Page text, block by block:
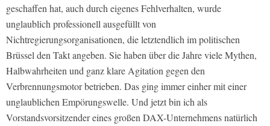
geschaffen hat, auch durch eigenes Fehlverhalten, wurde
unglaublich professionell ausgefüllt von
Nichtregierungsorganisationen, die letztendlich im politischen
Brüssel den Takt angeben. Sie haben über die Jahre viele Mythen,
Halbwahrheiten und ganz klare Agitation gegen den
Verbrennungsmotor betrieben. Das ging immer einher mit einer
unglaublichen Empörungswelle. Und jetzt bin ich als
Vorstandsvorsitzender eines großen DAX-Unternehmens natürlich